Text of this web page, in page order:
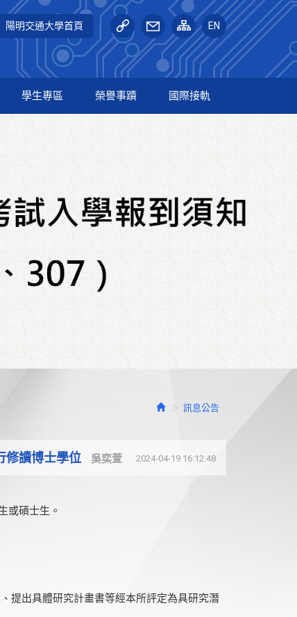
學生專區 榮譽事蹟 國際接軌
陽明交通大學首頁 EN
訊息公告
2024-04-19 16:12:48
吳奕萱
修讀博士學位
或碩士生。
出具體研究計畫書等經本所評定為具研究潛